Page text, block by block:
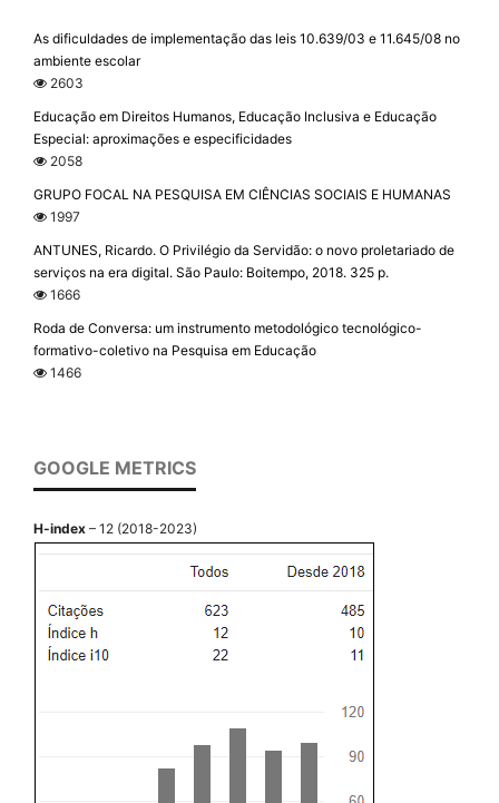
As dificuldades de implementação das leis 10.639/03 e 11.645/08 no
ambiente escolar
2603
Educação em Direitos Humanos, Educação Inclusiva e Educação
Especial: aproximações e especificidades
2058
GRUPO FOCAL NA PESQUISA EM CIÊNCIAS SOCIAIS E HUMANAS
1997
ANTUNES, Ricardo. O Privilégio da Servidão: o novo proletariado de
serviços na era digital. São Paulo: Boitempo, 2018. 325 p.
1666
Roda de Conversa: um instrumento metodológico tecnológico-
formativo-coletivo na Pesquisa em Educação
1466
GOOGLE METRICS
H-index – 12 (2018-2023)